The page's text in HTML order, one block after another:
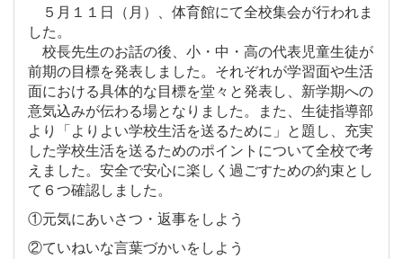
５月１１日（月）、体育館にて全校集会が行われま
した。
校長先生のお話の後、小・中・高の代表児童生徒が
前期の目標を発表しました。それぞれが学習面や生活
面における具体的な目標を堂々と発表し、新学期への
意気込みが伝わる場となりました。また、生徒指導部
より「よりよい学校生活を送るために」と題し、充実
した学校生活を送るためのポイントについて全校で考
えました。安全で安心に楽しく過ごすための約束とし
て６つ確認しました。
①元気にあいさつ・返事をしよう
②ていねいな言葉づかいをしよう